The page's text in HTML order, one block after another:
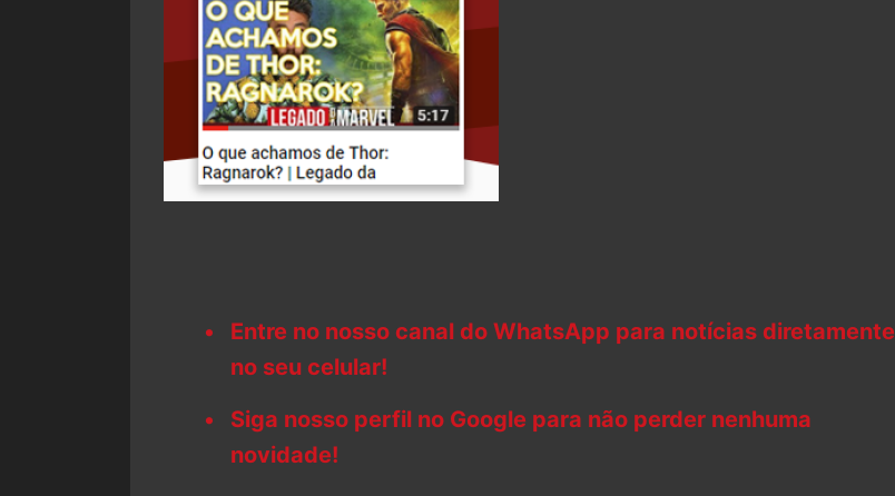
Entre no nosso canal do WhatsApp para notícias diretamente
no seu celular!
Siga nosso perfil no Google para não perder nenhuma
novidade!